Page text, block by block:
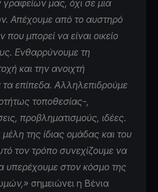
μας, όχι σε μια
Απέχουμε από το αυστηρό
που μπορεί να είναι οικείο
Ενθαρρύνουμε τη
και την ανοιχτή
τα επίπεδα. Αλληλεπιδρούμε
τοποθεσίας-,
προβληματισμούς, ιδέες.
της ίδιας ομάδας και του
τον τρόπο συνεχίζουμε να
υπερέχουμε στον κόσμο της
σημειώνει η Βένια